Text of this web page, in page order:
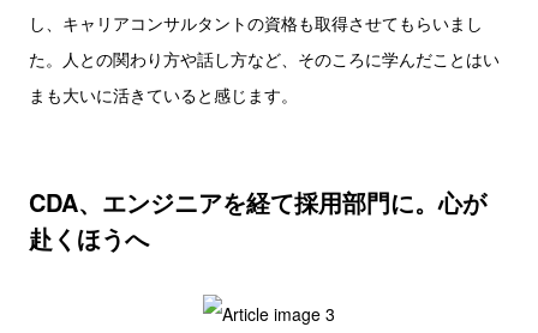
し、キャリアコンサルタントの資格も取得させてもらいまし
た。人との関わり方や話し方など、そのころに学んだことはい
まも大いに活きていると感じます。
CDA、エンジニアを経て採用部門に。心が
赴くほうへ